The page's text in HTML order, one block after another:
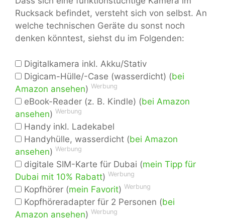
Rucksack befindet, versteht sich von selbst. An
welche technischen Geräte du sonst noch
denken könntest, siehst du im Folgenden:
Digitalkamera inkl. Akku/Stativ
Digicam-Hülle/-Case (wasserdicht) (bei
Amazon ansehen) Werbung
eBook-Reader (z. B. Kindle) (bei Amazon
ansehen) Werbung
Handy inkl. Ladekabel
Handyhülle, wasserdicht (bei Amazon
ansehen) Werbung
digitale SIM-Karte für Dubai (mein Tipp für
Dubai mit 10% Rabatt) Werbung
Kopfhörer (mein Favorit) Werbung
Kopfhöreradapter für 2 Personen (bei
Amazon ansehen) Werbung